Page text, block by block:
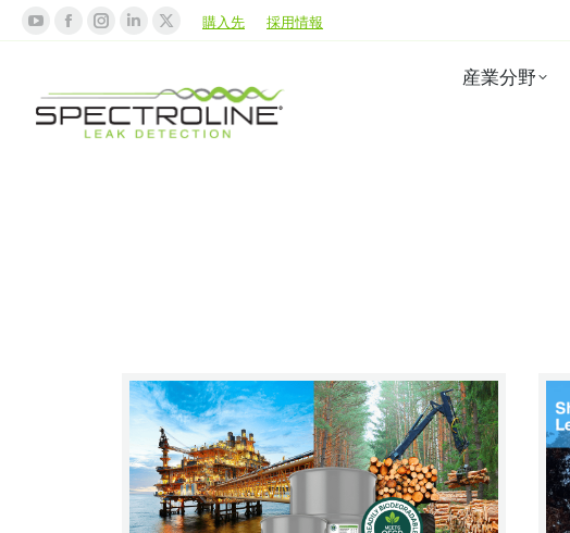
購入先 採用情報
産業分野